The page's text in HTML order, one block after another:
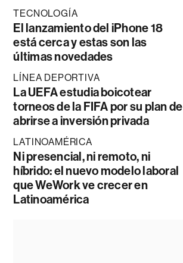
TECNOLOGÍA
El lanzamiento del iPhone 18
está cerca y estas son las
últimas novedades
LÍNEA DEPORTIVA
La UEFA estudia boicotear
torneos de la FIFA por su plan de
abrirse a inversión privada
LATINOAMÉRICA
Ni presencial, ni remoto, ni
híbrido: el nuevo modelo laboral
que WeWork ve crecer en
Latinoamérica